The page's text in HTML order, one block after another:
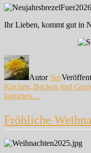
Ihr Lieben, kommt gut in
Autor Sus
Kochen, Backen und
kommen…
Fröhliche